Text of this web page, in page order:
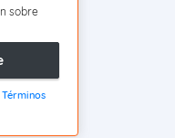
sobre
Términos